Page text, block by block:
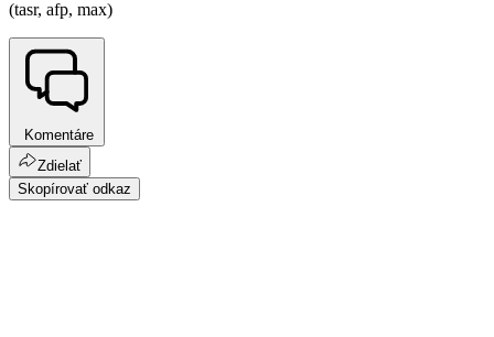
(tasr, afp, max)
Komentáre
Zdielať
Skopírovať odkaz